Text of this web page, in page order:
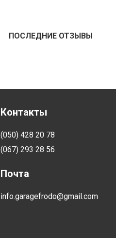
ПОСЛЕДНИЕ ОТЗЫВЫ
Контакты
(050) 428 20 78
(067) 293 28 56
Почта
info.garagefrodo@gmail.com